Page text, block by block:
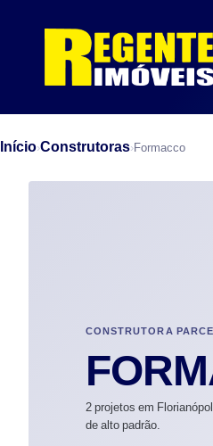
Início›Construtoras›Formacco
CONSTRUTORA
2 projetos em
de alto padrão.